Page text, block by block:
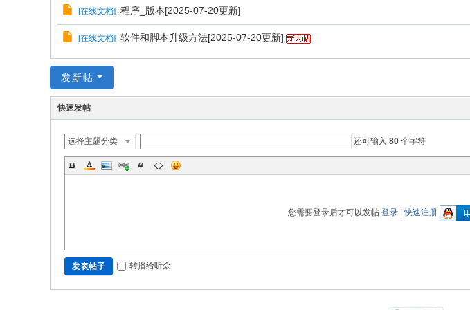
[在线文档] 程序_版本[2025-07-20更新]
[在线文档] 软件和脚本升级方法[2025-07-20更新]
发新帖
快速发帖
选择主题分类 还可输入 80 个字符
您需要登录后才可以发帖 登录|快速注册
发表帖子 转播给听众